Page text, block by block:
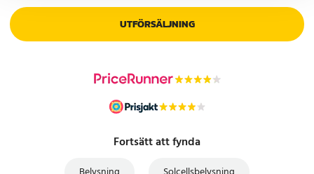
UTFÖRSÄLJNING
Fortsätt att fynda